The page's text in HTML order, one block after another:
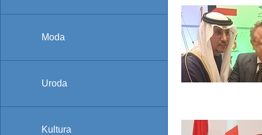
Moda
Uroda
Kultura